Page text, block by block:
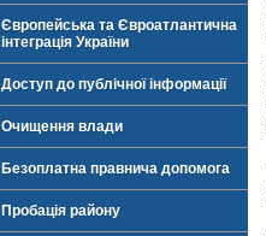
Європейська та Євроатлантична
інтеграція України
Доступ до публічної інформації
Очищення влади
Безоплатна правнича допомога
Пробація району